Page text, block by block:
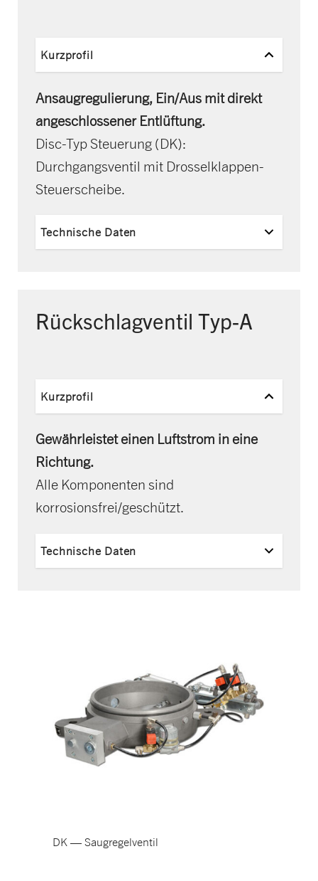
Kurzprofil
Ansaugregulierung, Ein/Aus mit direkt
angeschlossener Entlüftung.
Disc-Typ Steuerung (DK):
Durchgangsventil mit Drosselklappen-
Steuerscheibe.
Technische Daten
Rückschlagventil Typ-A
Kurzprofil
Gewährleistet einen Luftstrom in eine
Richtung.
Alle Komponenten sind
korrosionsfrei/geschützt.
Technische Daten
DK — Saugregelventil